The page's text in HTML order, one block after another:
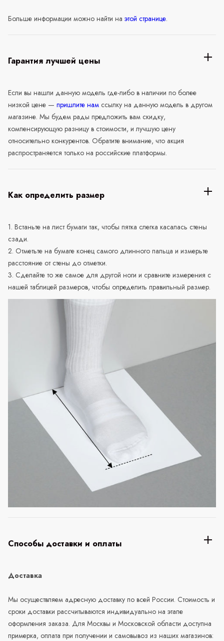
Больше информации можно найти на этой странице.
Гарантия лучшей цены
Если вы нашли данную модель где-либо в наличии по более
низкой цене — пришлите нам ссылку на данную модель в другом
магазине. Мы будем рады предложить вам скидку,
компенсирующую разницу в стоимости, и лучшую цену
относительно конкурентов. Обратите внимание, что акция
распространяется только на российские платформы.
Как определить размер
1. Встаньте на лист бумаги так, чтобы пятка слегка касалась стены
сзади.
2. Отметьте на бумаге конец самого длинного пальца и измерьте
расстояние от стены до отметки.
3. Сделайте то же самое для другой ноги и сравните измерения с
нашей таблицей размеров, чтобы определить правильный размер.
Способы доставки и оплаты
Доставка
Мы осуществляем адресную доставку по всей России. Стоимость и
сроки доставки рассчитываются индивидуально на этапе
оформления заказа. Для Москвы и Московской области доступна
примерка, оплата при получении и самовывоз из наших магазинов: